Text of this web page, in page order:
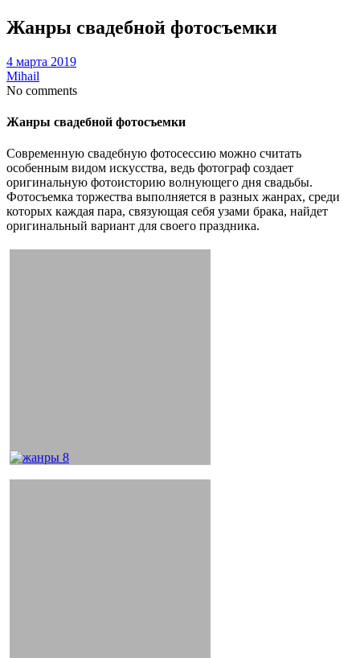
Жанры свадебной фотосъемки
4 марта 2019
Mihail
No comments
Жанры свадебной фотосъемки
Современную свадебную фотосессию можно считать
особенным видом искусства, ведь фотограф создает
оригинальную фотоисторию волнующего дня свадьбы.
Фотосъемка торжества выполняется в разных жанрах, среди
которых каждая пара, связующая себя узами брака, найдет
оригинальный вариант для своего праздника.